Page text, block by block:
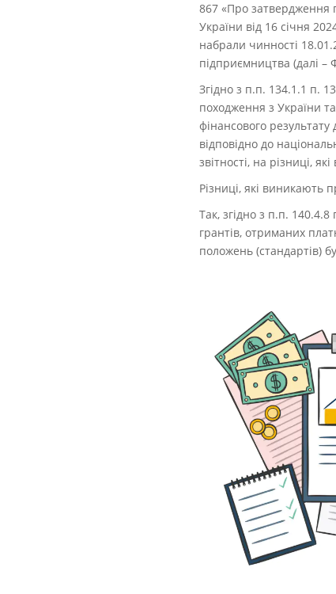
867 «Про затвердження
України від 16 січня
набрали чинності
підприємництва (далі –
Згідно з п.п. 134.1.1 п.
походження з України
фінансового результату
відповідно до
звітності, на різниці,
Різниці, які виникають
Так, згідно з п.п.
грантів, отриманих
положень (стандартів)